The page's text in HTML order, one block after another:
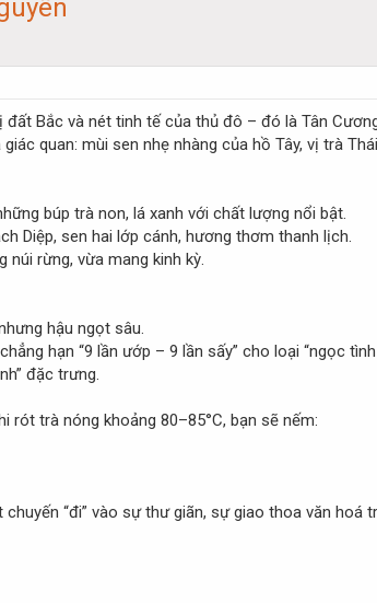
Bắc và nét tinh tế của thủ đô – đó là Tân
quan: mùi sen nhẹ nhàng của hồ Tây, vị trà
búp trà non, lá xanh với chất lượng nổi bật.
Diệp, sen hai lớp cánh, hương thơm thanh lịch.
núi rừng, vừa mang kinh kỳ.
hậu ngọt sâu.
hạn “9 lần ướp – 9 lần sấy” cho loại “ngọc tình
đặc trưng.
rót trà nóng khoảng 80–85°C, bạn sẽ nếm:
“đi” vào sự thư giãn, sự giao thoa văn hoá